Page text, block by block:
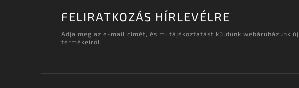
FELIRATKOZÁS HÍRLEVÉLRE
Adja meg az e-mail címét, és mi tájékoztatást küldünk webáruházunk új
termékeiről.